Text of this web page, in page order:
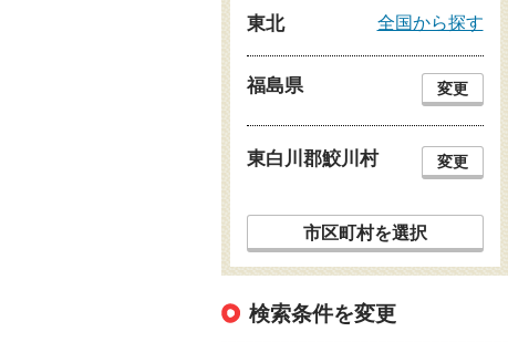
東北 全国から探す
福島県 変更
東白川郡鮫川村 変更
市区町村を選択
検索条件を変更